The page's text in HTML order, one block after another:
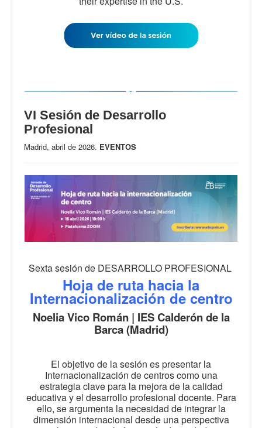
VI Sesión de Desarrollo
Profesional
Madrid, abril de 2026. EVENTOS
Sexta sesión de DESARROLLO PROFESIONAL
Hoja de ruta hacia la
Internacionalización de centro
Noelia Vico Román | IES Calderón de la
Barca (Madrid)
El objetivo de la sesión es presentar la
Internacionalización de centros como una
estrategia clave para la mejora de la calidad
educativa y el desarrollo profesional docente. Para
ello, se argumenta la necesidad de integrar la
dimensión internacional desde una perspectiva